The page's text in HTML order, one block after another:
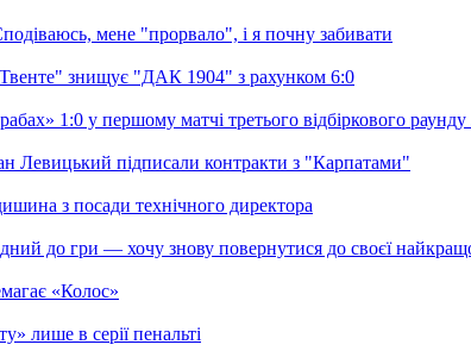
мене "прорвало", і я почну забивати
знищує "ДАК 1904" з рахунком 6:0
1:0 у першому матчі третього відбіркового
Левицький підписали контракти з "Карпатами"
з посади технічного директора
до гри — хочу знову повернутися до своєї
«Колос»
лише в серії пенальті